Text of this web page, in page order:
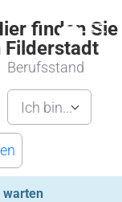
finden Sie
Filderstadt
Berufsstand
Ich bin...
warten